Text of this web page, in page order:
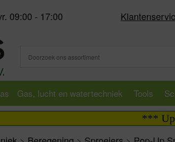
09:00 - 17:00
Gas, lucht en watertechniek Tools
*** Update